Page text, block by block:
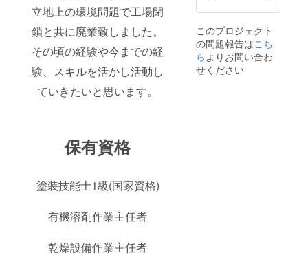
立地上の環境問題で工場閉
鎖と共に廃業致しました。
その頃の経験や今までの経
験、スキルを活かし活動し
ていきたいと思います。
保有資格
塗装技能士1級(国家資格)
有機溶剤作業主任者
乾燥設備作業主任者
このプロジェクト
の問題報告はこち
ら よりお問い合わ
せください